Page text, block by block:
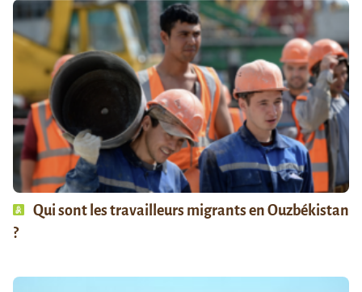
Qui sont les travailleurs migrants en Ouzbékistan
?